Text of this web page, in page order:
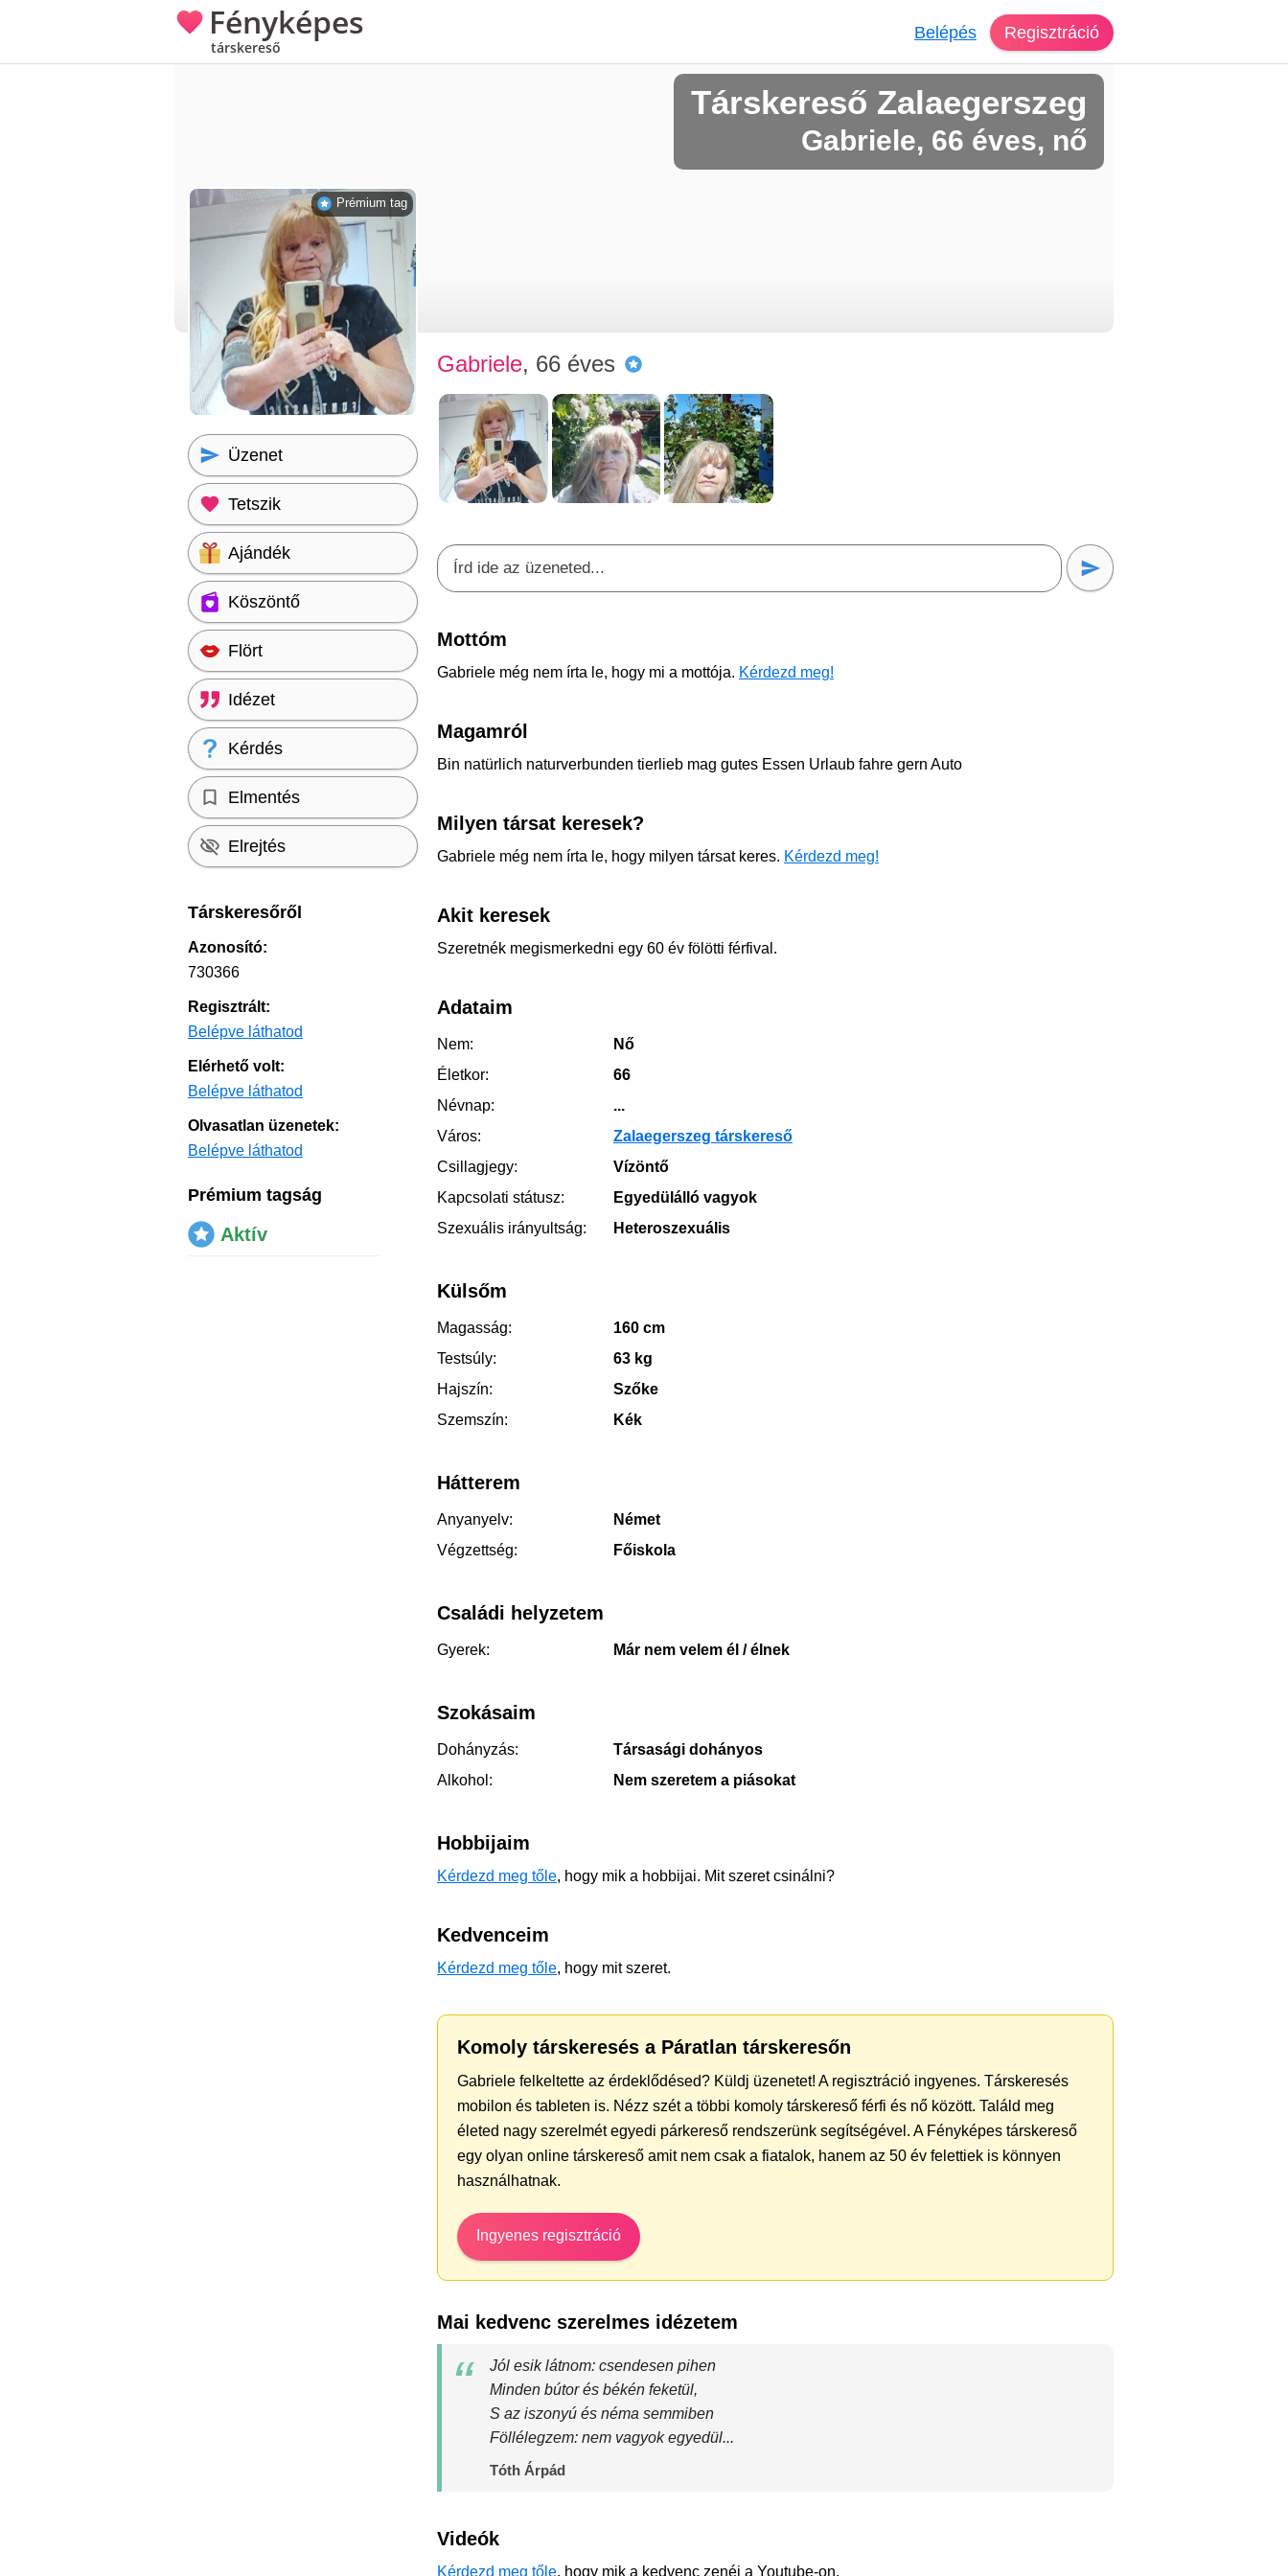
Fényképes
társkereső
Belépés Regisztráció
Társkereső Zalaegerszeg
Gabriele, 66 éves, nő
Gabriele, 66 éves
Mottóm
Gabriele még nem írta le, hogy mi a mottója. Kérdezd meg!
Magamról
Bin natürlich naturverbunden tierlieb mag gutes Essen Urlaub fahre gern Auto
Milyen társat keresek?
Gabriele még nem írta le, hogy milyen társat keres. Kérdezd meg!
Akit keresek
Szeretnék megismerkedni egy 60 év fölötti férfival.
Adataim
Nem:
Nő
Életkor:
66
Névnap:
...
Város:
Zalaegerszeg társkereső
Csillagjegy:
Vízöntő
Kapcsolati státusz:
Egyedülálló vagyok
Szexuális irányultság:
Heteroszexuális
Külsőm
Magasság:
160 cm
Testsúly:
63 kg
Hajszín:
Szőke
Szemszín:
Kék
Hátterem
Anyanyelv:
Német
Végzettség:
Főiskola
Családi helyzetem
Gyerek: Már nem velem él / élnek
Szokásaim
Dohányzás:
Társasági dohányos
Alkohol:
Nem szeretem a piásokat
Hobbijaim
Kérdezd meg tőle, hogy mik a hobbijai. Mit szeret csinálni?
Kedvenceim
Kérdezd meg tőle, hogy mit szeret.
Komoly társkeresés a Páratlan társkeresőn
Gabriele felkeltette az érdeklődésed? Küldj üzenetet! A regisztráció ingyenes. Társkeresés
mobilon és tableten is. Nézz szét a többi komoly társkereső férfi és nő között. Találd meg
életed nagy szerelmét egyedi párkereső rendszerünk segítségével. A Fényképes társkereső
egy olyan online társkereső amit nem csak a fiatalok, hanem az 50 év felettiek is könnyen
használhatnak.
Ingyenes regisztráció
Mai kedvenc szerelmes idézetem
Jól esik látnom: csendesen pihen
Minden bútor és békén feketül,
S az iszonyú és néma semmiben
Föllélegzem: nem vagyok egyedül...
Tóth Árpád
Videók
Kérdezd meg tőle, hogy mik a kedvenc zenéi a Youtube-on.
Prémium tag
Üzenet
Tetszik
Ajándék
Köszöntő
Flört
Idézet
Kérdés
Elmentés
Elrejtés
Társkeresőről
Azonosító:
730366
Regisztrált:
Belépve láthatod
Elérhető volt:
Belépve láthatod
Olvasatlan üzenetek:
Belépve láthatod
Prémium tagság
Aktív